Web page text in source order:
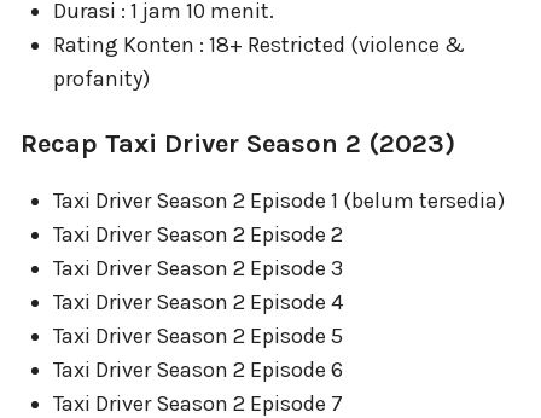
Durasi : 1 jam 10 menit.
Rating Konten : 18+ Restricted (violence &
profanity)
Recap Taxi Driver Season 2 (2023)
Taxi Driver Season 2 Episode 1 (belum tersedia)
Taxi Driver Season 2 Episode 2
Taxi Driver Season 2 Episode 3
Taxi Driver Season 2 Episode 4
Taxi Driver Season 2 Episode 5
Taxi Driver Season 2 Episode 6
Taxi Driver Season 2 Episode 7